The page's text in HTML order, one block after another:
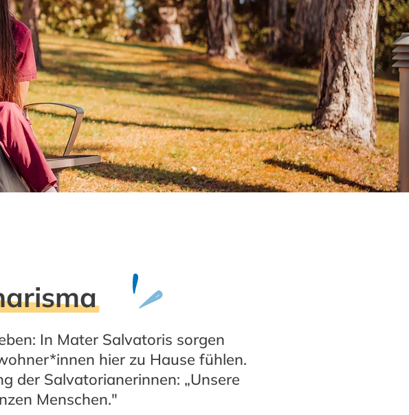
In Mater Salvatoris sorgen
hier zu Hause fühlen.
der Salvatorianerinnen: „Unsere
Menschen."